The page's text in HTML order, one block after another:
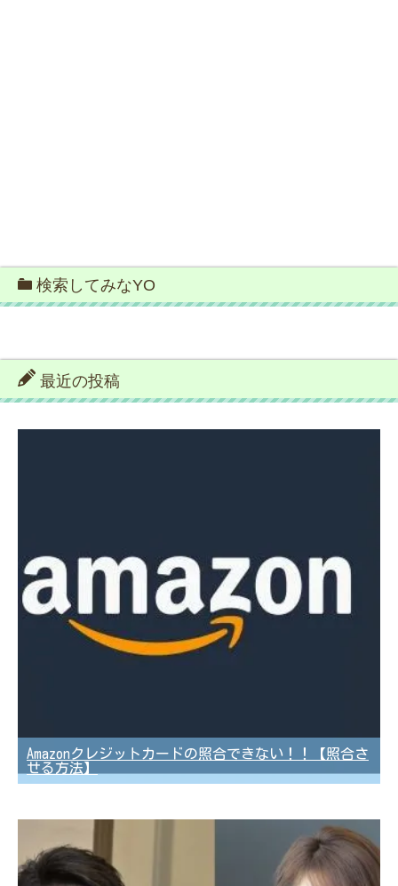
検索してみなYO
最近の投稿
Amazonクレジットカードの照合できない！！【照合さ
せる方法】